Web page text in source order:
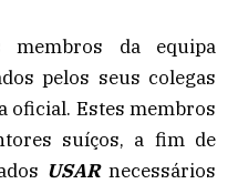
da equipa
pelos seus colegas
oficial. Estes membros
suíços, a fim de
USARnecessários